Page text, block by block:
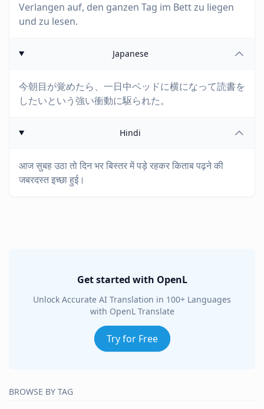
Verlangen auf, den ganzen Tag im Bett zu liegen
und zu lesen.
Japanese
今朝目が覚めたら、一日中ベッドに横になって読書を
したいという強い衝動に駆られた。
Hindi
आज सुबह उठा तो दिन भर बिस्तर में पड़े रहकर किताब पढ़ने की
जबरदस्त इच्छा हुई।
Get started with OpenL
Unlock Accurate AI Translation in 100+ Languages
with OpenL Translate
Try for Free
BROWSE BY TAG